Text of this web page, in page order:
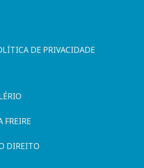
DE PRIVACIDADE
FREIRE
DIREITO